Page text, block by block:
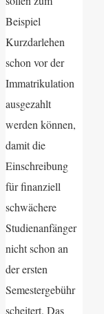
Beispiel
Kurzdarlehen
schon vor der
Immatrikulation
ausgezahlt
werden können,
damit die
Einschreibung
für finanziell
schwächere
Studienanfänger
nicht schon an
der ersten
Semestergebühr
scheitert. Das